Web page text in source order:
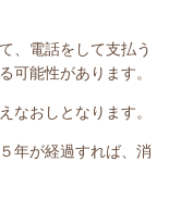
、電話をして支払う
可能性があります。
なおしとなります。
年が経過すれば、消